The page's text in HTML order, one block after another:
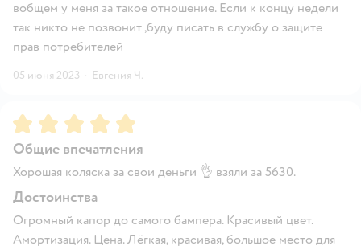
вобщем у меня за такое отношение. Если к концу недели
так никто не позвонит ,буду писать в службу о защите
прав потребителей
05 июня 2023 · Евгения Ч.
Рейтинг:5
Общие впечатления
Хорошая коляска за свои деньги 👌 взяли за 5630.
Достоинства
Огромный капор до самого бампера. Красивый цвет.
Амортизация. Цена. Лёгкая, красивая, большое место для